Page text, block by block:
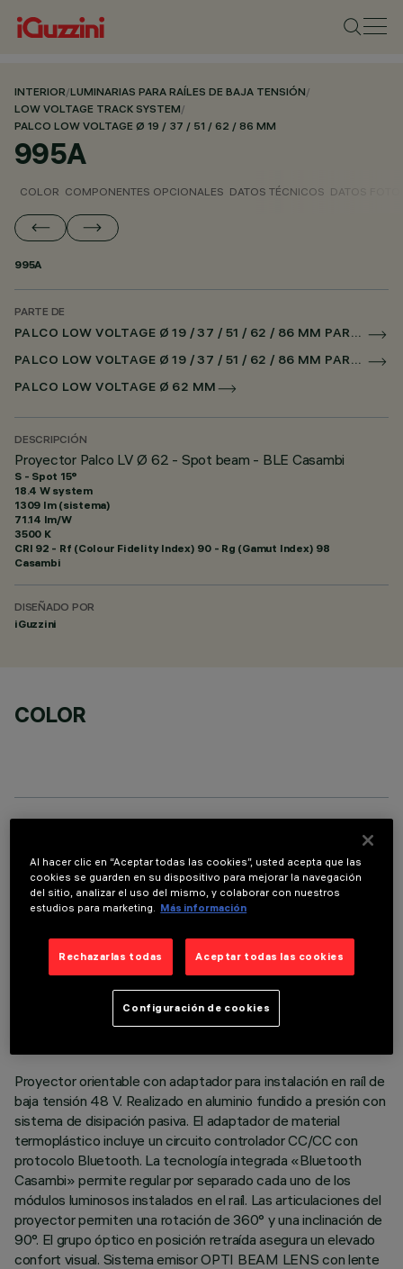
INTERIOR/LUMINARIAS PARA RAÍLES DE BAJA TENSIÓN/
LOW VOLTAGE TRACK SYSTEM/
PALCO LOW VOLTAGE Ø 19 / 37 / 51 / 62 / 86 MM
995A
COLOR COMPONENTES OPCIONALES DATOS TÉCNICOS DATOS
995A
PARTE DE
PALCO LOW VOLTAGE Ø 19 / 37 / 51 / 62 / 86 MM PARA RAÌL LOW VOLTAGE CASAMBI
PALCO LOW VOLTAGE Ø 19 / 37 / 51 / 62 / 86 MM PARA SUPERRAIL CASAMBI
PALCO LOW VOLTAGE Ø 62 MM
DESCRIPCIÓN
Proyector Palco LV Ø 62 - Spot beam - BLE Casambi
S - Spot 15°
18.4 W system
1309 lm (sistema)
71.14 lm/W
3500 K
CRI 92 - Rf (Colour Fidelity Index) 90 - Rg (Gamut Index) 98
Casambi
DISEÑADO POR
iGuzzini
COLOR
DATOS TÉCNICOS
ÚLTIMA ACTUALIZACIÓN: 06/08/2026
Proyector orientable con adaptador para instalación en raíl de
baja tensión 48 V. Realizado en aluminio fundido a presión con
sistema de disipación pasiva. El adaptador de material
termoplástico incluye un circuito controlador CC/CC con
protocolo Bluetooth. La tecnología integrada «Bluetooth
Casambi» permite regular por separado cada uno de los
módulos luminosos instalados en el raíl. Las articulaciones del
proyector permiten una rotación de 360° y una inclinación de
90°. El grupo óptico en posición retraída asegura un elevado
confort visual. Sistema emisor OPTI BEAM LENS con lente
Al hacer clic en “Aceptar todas las cookies”, usted acepta que las
cookies se guarden en su dispositivo para mejorar la navegación
del sitio, analizar el uso del mismo, y colaborar con nuestros
estudios para marketing. Más información
Rechazarlas todas Aceptar todas las cookies
Configuración de cookies